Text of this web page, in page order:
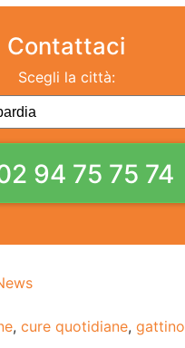
Contattaci
Scegli la città:
94 75 75 74
, cure quotidiane, gattino